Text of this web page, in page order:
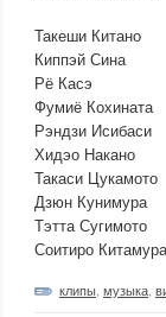
Такеши Китано
Киппэй Сина
Рё Касэ
Фумиё Кохината
Рэндзи Исибаси
Хидэо Накано
Такаси Цукамото
Дзюн Кунимура
Тэтта Сугимото
Соитиро Китамура
клипы музыка